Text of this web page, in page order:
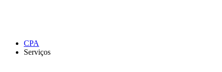
CPA
Serviços